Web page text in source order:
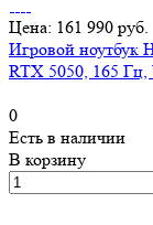
Цена: 161 990 руб.
Игровой ноутбук
RTX 5050, 165
0
Есть в наличии
В корзину